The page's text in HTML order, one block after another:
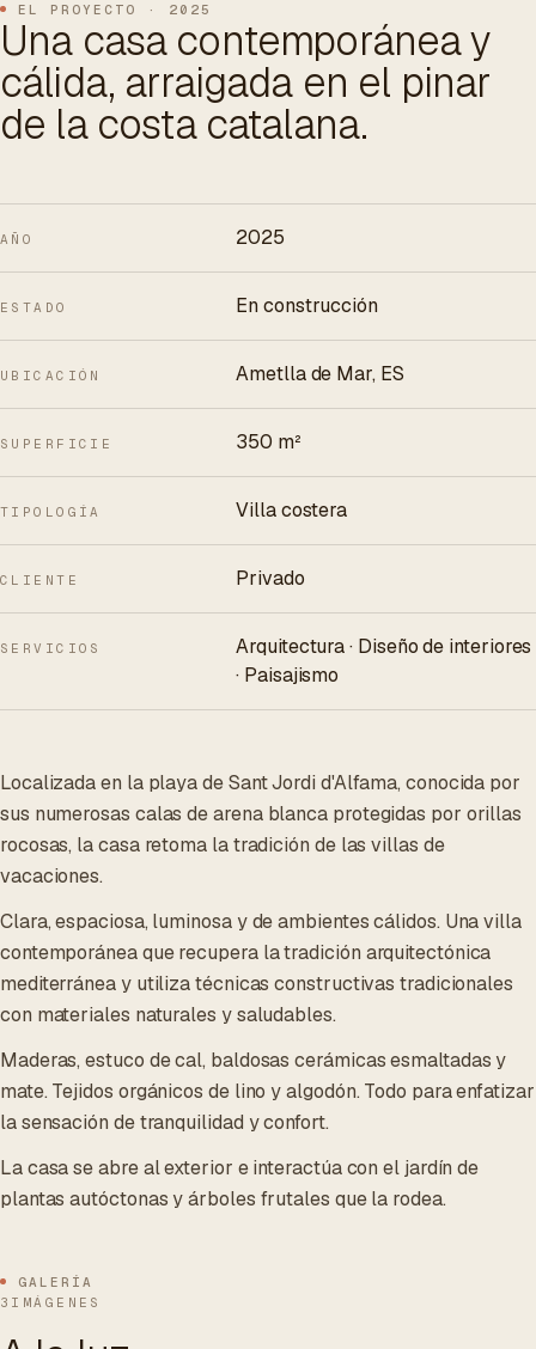
EL PROYECTO · 2025
Una casa contemporánea y
cálida, arraigada en el pinar
de la costa catalana.
AÑO 2025
ESTADO En construcción
UBICACIÓN Ametlla de Mar, ES
SUPERFICIE 350 m²
TIPOLOGÍA Villa costera
CLIENTE Privado
SERVICIOS
Arquitectura · Diseño de interiores
· Paisajismo
Localizada en la playa de Sant Jordi d'Alfama, conocida por
sus numerosas calas de arena blanca protegidas por orillas
rocosas, la casa retoma la tradición de las villas de
vacaciones.
Clara, espaciosa, luminosa y de ambientes cálidos. Una villa
contemporánea que recupera la tradición arquitectónica
mediterránea y utiliza técnicas constructivas tradicionales
con materiales naturales y saludables.
Maderas, estuco de cal, baldosas cerámicas esmaltadas y
mate. Tejidos orgánicos de lino y algodón. Todo para enfatizar
la sensación de tranquilidad y confort.
La casa se abre al exterior e interactúa con el jardín de
plantas autóctonas y árboles frutales que la rodea.
GALERÍA
3IMÁGENES